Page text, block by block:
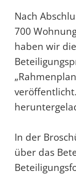
Nach
700
haben wir
In der
über das